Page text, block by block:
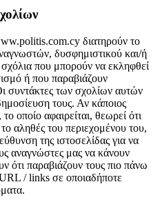
διατηρούν το
δυσφημιστικού και/ή
που μπορούν να εκληφθεί
ή που παραβιάζουν
συντάκτες των σχολίων αυτών
τους. Αν κάποιος
οποίο αφαιρείται, θεωρεί ότι
αληθές του περιεχομένου του,
της ιστοσελίδας για να
αναγνώστες μας να κάνουν
ότι παραβιάζουν τους πιο πάνω
/ links σε οποιαδήποτε